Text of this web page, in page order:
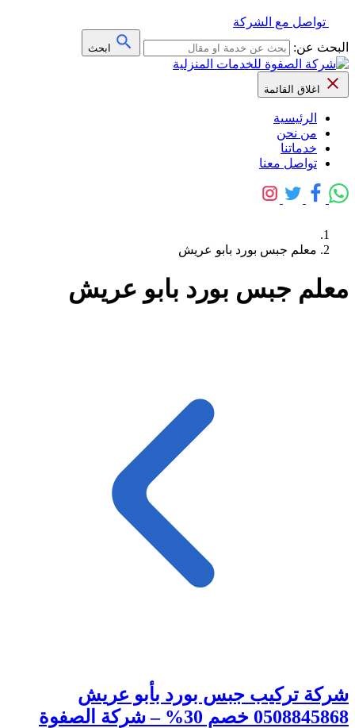
تواصل مع الشركة
البحث عن:
ابحث
اغلاق القائمة
الرئيسية
من نحن
خدماتنا
تواصل معنا
معلم جبس بورد بابو عريش
معلم جبس بورد بابو عريش
شركة تركيب جبس بورد بأبو عريش
0508845868 خصم 30% – شركة الصفوة